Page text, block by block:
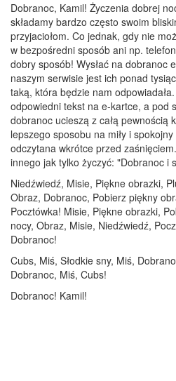
Dobranoc, Kamil! Życzenia dobrej
składamy bardzo często swoim
przyjaciołom. Co jednak, gdy nie
w bezpośredni sposób ani np.
dobry sposób! Wysłać na dobranoc
naszym serwisie jest ich ponad
taką, która będzie nam
odpowiedni tekst na e-kartce, a pod
dobranoc ucieszą z całą pewnością
lepszego sposobu na miły i
odczytana wkrótce przed
innego jak tylko życzyć: "Dobranoc i
Niedźwiedź, Misie, Piękne obrazki,
Obraz, Dobranoc, Pobierz piękny
Pocztówka! Misie, Piękne obrazki,
nocy, Obraz, Misie, Niedźwiedź,
Dobranoc!
Cubs, Miś, Słodkie sny, Miś,
Dobranoc, Miś, Cubs!
Dobranoc! Kamil!